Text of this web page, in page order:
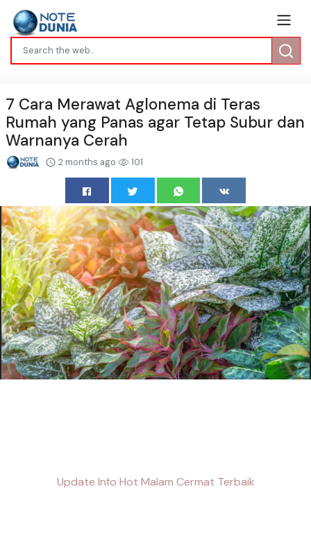
7 Cara Merawat Aglonema di Teras
Rumah yang Panas agar Tetap Subur dan
Warnanya Cerah
2 months ago 101
Update Info Hot Malam Cermat Terbaik